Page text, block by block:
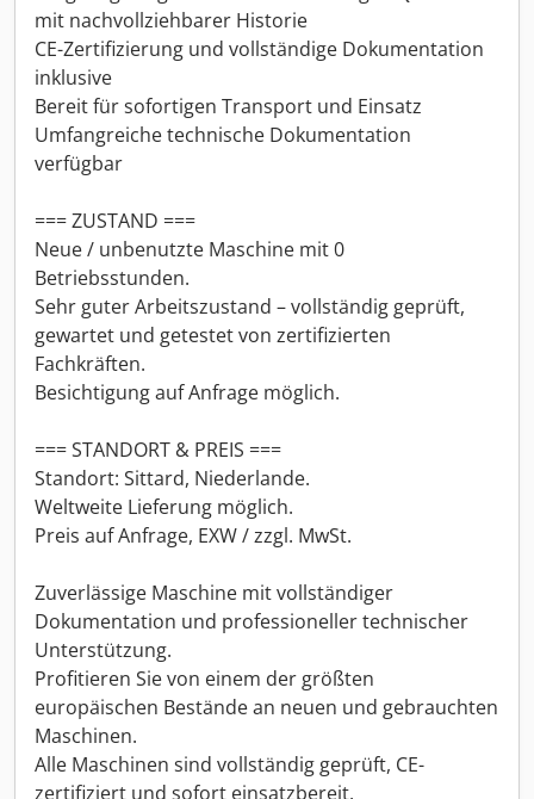
mit nachvollziehbarer Historie
CE-Zertifizierung und vollständige Dokumentation
inklusive
Bereit für sofortigen Transport und Einsatz
Umfangreiche technische Dokumentation
verfügbar
=== ZUSTAND ===
Neue / unbenutzte Maschine mit 0
Betriebsstunden.
Sehr guter Arbeitszustand – vollständig geprüft,
gewartet und getestet von zertifizierten
Fachkräften.
Besichtigung auf Anfrage möglich.
=== STANDORT & PREIS ===
Standort: Sittard, Niederlande.
Weltweite Lieferung möglich.
Preis auf Anfrage, EXW / zzgl. MwSt.
Zuverlässige Maschine mit vollständiger
Dokumentation und professioneller technischer
Unterstützung.
Profitieren Sie von einem der größten
europäischen Bestände an neuen und gebrauchten
Maschinen.
Alle Maschinen sind vollständig geprüft, CE-
zertifiziert und sofort einsatzbereit.